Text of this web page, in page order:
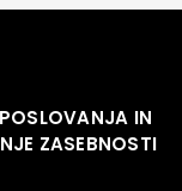
IN
ZASEBNOSTI